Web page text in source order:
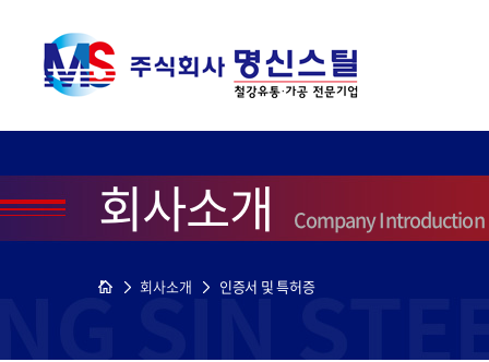
회사소개 Company Introduction
회사소개 인증서 및 특허증